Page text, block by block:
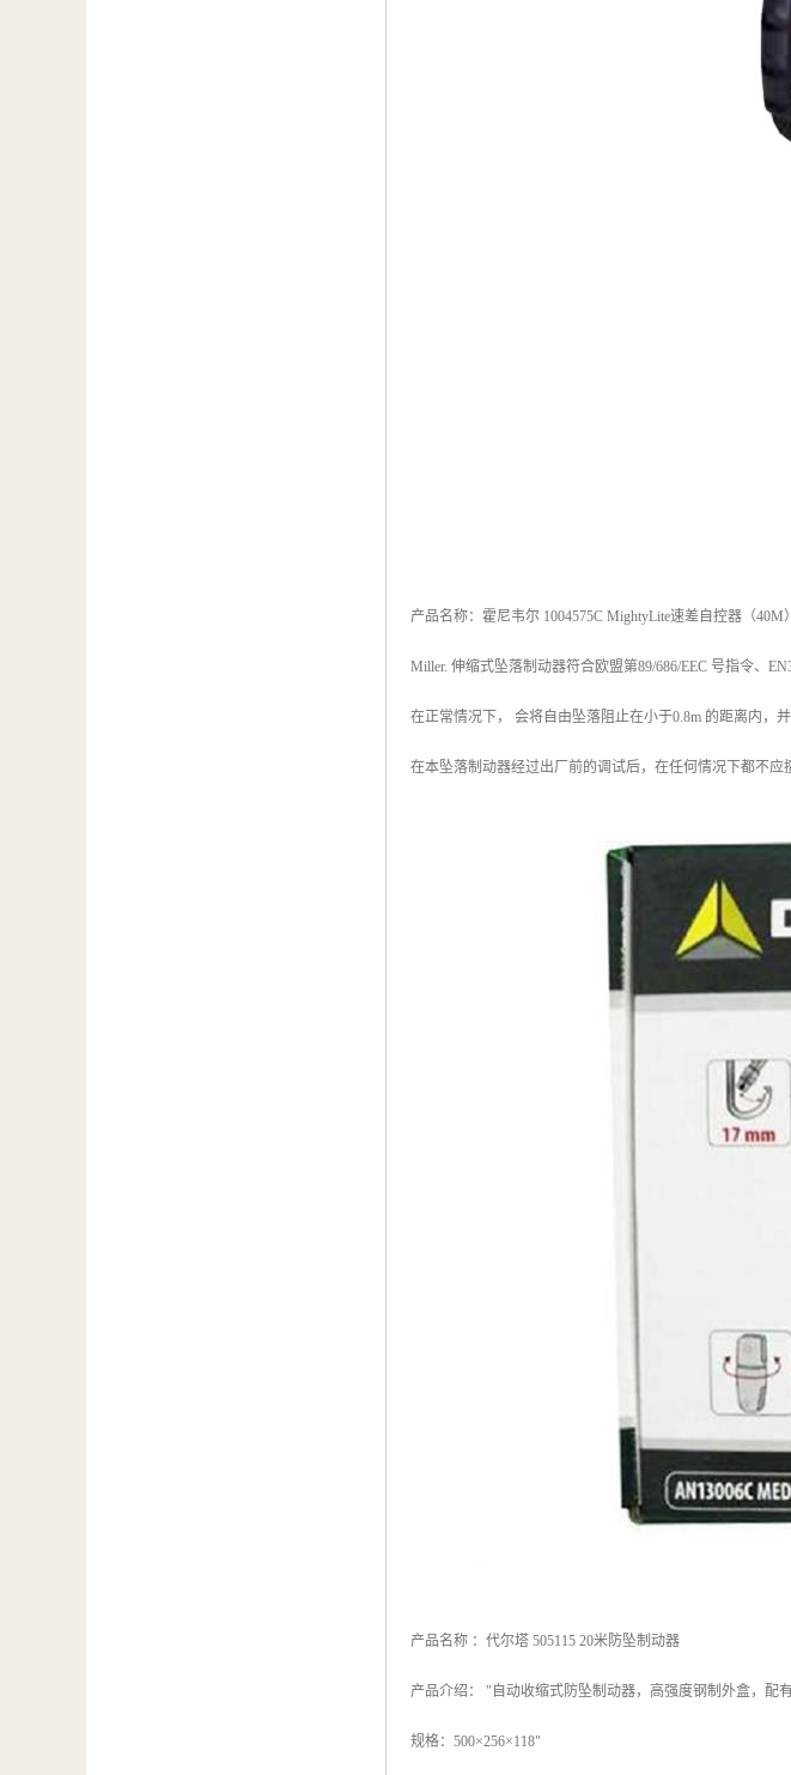
产品名称：霍尼韦尔 1004575C MightyLite速差自控器（40M）
Miller. 伸缩式坠落制动器符合欧盟第89/686/EEC 号指令、
在正常情况下， 会将自由坠落阻止在小于0.8m 的距离内，
在本坠落制动器经过出厂前的调试后，在任何情况下都不
产品名称 ：代尔塔 505115 20米防坠制动器
产品介绍： "自动收缩式防坠制动器，高强度钢制外盒，配
规格：500×256×118"